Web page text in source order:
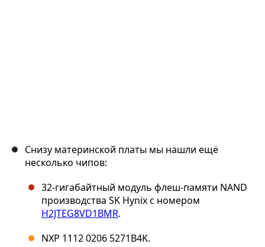
Снизу материнской платы мы нашли ещё
несколько чипов:
32-гигабайтный модуль флеш-памяти NAND
производства SK Hynix с номером
H2JTEG8VD1BMR.
NXP 1112 0206 5271B4K.